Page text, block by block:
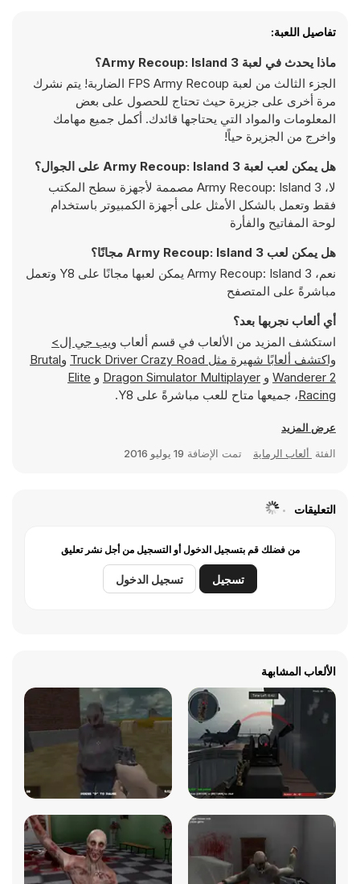
تفاصيل اللعبة:
ماذا يحدث في لعبة Army Recoup: Island 3؟
الجزء الثالث من لعبة FPS Army Recoup الضاربة! يتم نشرك
مرة أخرى على جزيرة حيث تحتاج للحصول على بعض
المعلومات والمواد التي يحتاجها قائدك. أكمل جميع مهامك
واخرج من الجزيرة حياً!
هل يمكن لعب لعبة Army Recoup: Island 3 على الجوال؟
لا، Army Recoup: Island 3 مصممة لأجهزة سطح المكتب
فقط وتعمل بالشكل الأمثل على أجهزة الكمبيوتر باستخدام
لوحة المفاتيح والفأرة
هل يمكن لعب Army Recoup: Island 3 مجانًا؟
نعم، Army Recoup: Island 3 يمكن لعبها مجانًا على Y8 وتعمل
مباشرةً على المتصفح
أي ألعاب نجربها بعد؟
استكشف المزيد من الألعاب في قسم ألعاب ويب جي إل>
واكتشف ألعابًا شهيرة مثل Truck Driver Crazy Road وBrutal
Wanderer 2 و Dragon Simulator Multiplayer و Elite
Racing، جميعها متاح للعب مباشرةً على Y8.
عرض المزيد
الفئة
ألعاب الرماية تمت الإضافة 19 يوليو 2016
التعليقات
من فضلك قم بتسجيل الدخول أو التسجيل من أجل نشر تعليق
تسجيل تسجيل الدخول
الألعاب المشابهة